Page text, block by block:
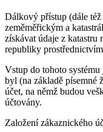
Dálkový přístup (dále
zeměměřickým a
získávat údaje z katastru
republiky
Vstup do tohoto
byl (na základě písemné
účet, na němž budou
účtovány.
Založení zákaznického